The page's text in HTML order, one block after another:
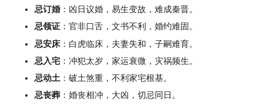
忌订婚 ：凶日议婚，易生变故，难成秦晋。
忌领证 ：官非口舌，文书不利，婚约难固。
忌安床 ：白虎临床，夫妻失和，子嗣难育。
忌入宅 ：冲犯太岁，家运衰微，灾祸频生。
忌动土 ：破土煞重，不利家宅根基。
忌丧葬 ：婚丧相冲，大凶，切忌同日。